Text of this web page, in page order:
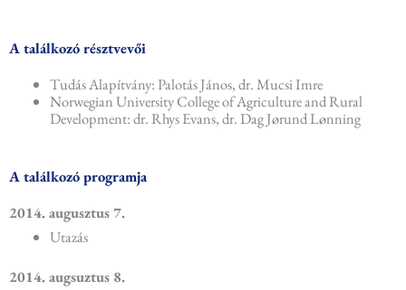
A találkozó résztvevői
Tudás Alapítvány: Palotás János, dr. Mucsi Imre
Norwegian University College of Agriculture and Rural
Development: dr. Rhys Evans, dr. Dag Jørund Lønning
A találkozó programja
2014. augusztus 7.
Utazás
2014. augsuztus 8.